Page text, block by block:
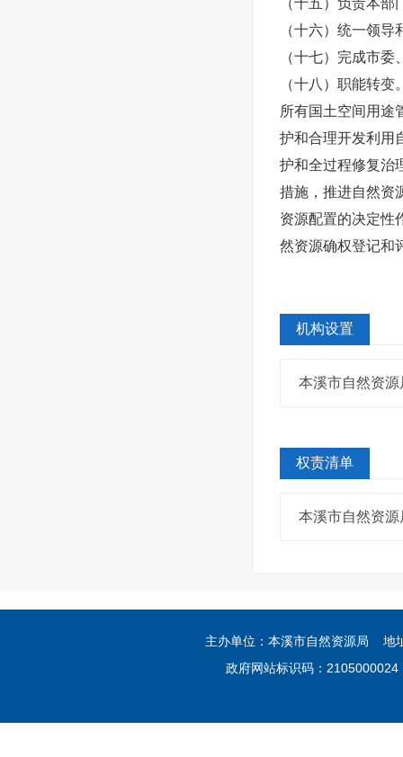
（十五）负责本
（十六）统一领
（十七）完成市
（十八）职能转
所有国土空间用途
护和合理开发利用
护和全过程修复治
措施，推进自然资
资源配置的决定性
然资源确权登记和
机构设置
本溪市自然资
权责清单
本溪市自然资
主办单位：本溪市自然资源局 地
政府网站标识码：